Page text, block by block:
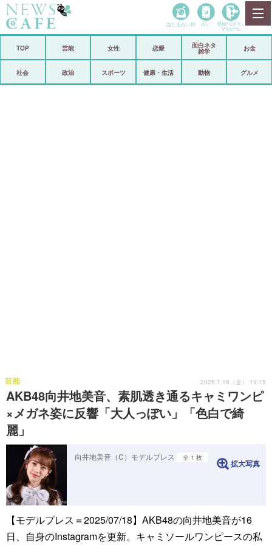
政治
当たる占い師 占い 登録• ログイン
マイルーム
TOP 芸能 女性 恋愛
面白ネタ
雑学
お金
社会 政治 スポーツ 健康・生活 動物 グルメ
AKB48向井地美音、素肌透き通るキャミワンピ
×メガネ姿に反響「大人っぽい」「色白で綺
麗」
芸能 2025.7.18（金） 19:15
向井地美音（C）モデルプレス 全 1 枚
拡大写真
【モデルプレス＝2025/07/18】AKB48の向井地美音が16
日、自身のInstagramを更新。キャミソールワンピースの私